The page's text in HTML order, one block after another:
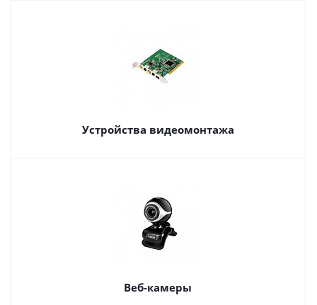
Устройства видеомонтажа
Веб-камеры